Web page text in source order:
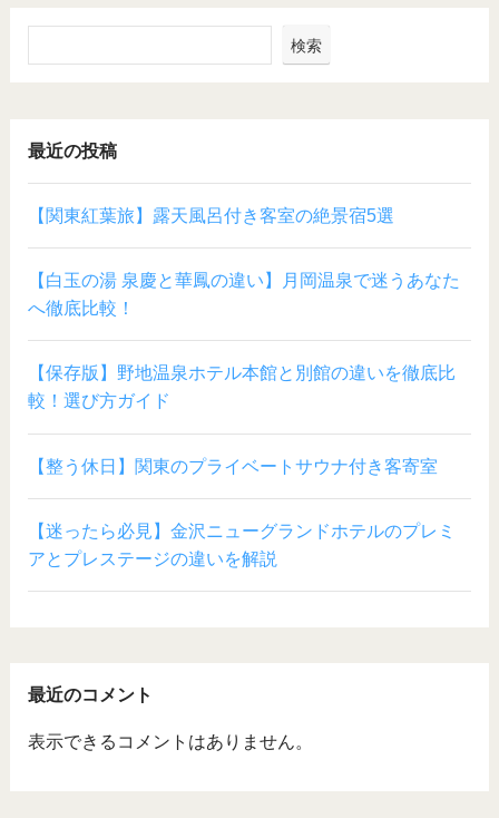
検索
最近の投稿
【関東紅葉旅】露天風呂付き客室の絶景宿5選
【白玉の湯 泉慶と華鳳の違い】月岡温泉で迷うあなた
へ徹底比較！
【保存版】野地温泉ホテル本館と別館の違いを徹底比
較！選び方ガイド
【整う休日】関東のプライベートサウナ付き客寄室
【迷ったら必見】金沢ニューグランドホテルのプレミ
アとプレステージの違いを解説
最近のコメント
表示できるコメントはありません。